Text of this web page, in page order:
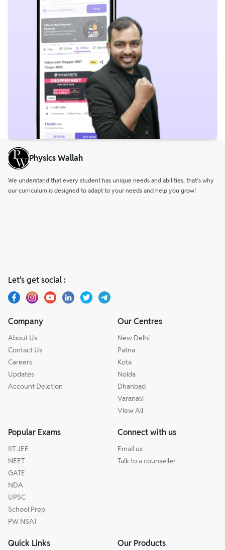
Physics Wallah
We understand that every student has unique needs and abilities, that’s why
our curriculum is designed to adapt to your needs and help you grow!
Let’s get social :
Company
About Us
Contact Us
Careers
Updates
Account Deletion
Our Centres
New Delhi
Patna
Kota
Noida
Dhanbad
Varanasi
View All
Popular Exams
IIT JEE
NEET
GATE
NDA
UPSC
School Prep
PW NSAT
Connect with us
Email us
Talk to a counseller
Quick Links Our Products